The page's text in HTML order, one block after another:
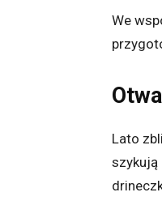
We
Lato
szykują